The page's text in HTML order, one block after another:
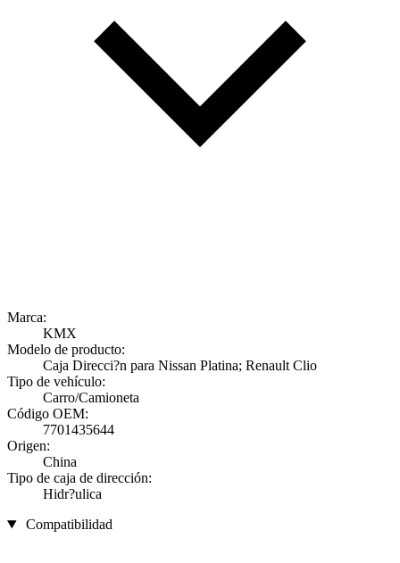
Marca:
KMX
Modelo de producto:
Caja Direcci?n para Nissan Platina; Renault Clio
Tipo de vehículo:
Carro/Camioneta
Código OEM:
7701435644
Origen:
China
Tipo de caja de dirección:
Hidr?ulica
Compatibilidad